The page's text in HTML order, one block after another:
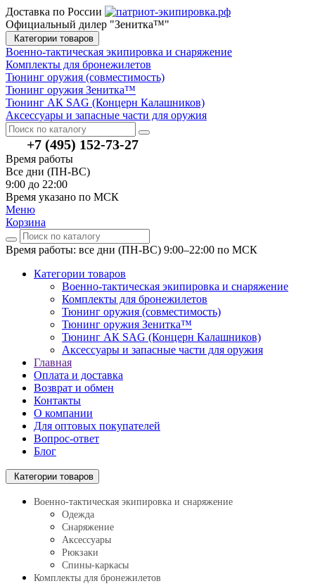
Доставка по России
Официальный дилер "Зенитка™"
Категории товаров
Военно-тактическая экипировка и снаряжение
Комплекты для бронежилетов
Тюнинг оружия (совместимость)
Тюнинг оружия Зенитка™
Тюнинг АК SAG (Концерн Калашников)
Аксессуары и запасные части для оружия
+7 (495) 152-73-27
Время работы
Все дни (ПН-ВС)
9:00 до 22:00
Время указано по МСК
Меню
Корзина
Время работы: все дни (ПН-ВС) 9:00–22:00 по МСК
Категории товаров
Военно-тактическая экипировка и снаряжение
Комплекты для бронежилетов
Тюнинг оружия (совместимость)
Тюнинг оружия Зенитка™
Тюнинг АК SAG (Концерн Калашников)
Аксессуары и запасные части для оружия
Главная
Оплата и доставка
Возврат и обмен
Контакты
О компании
Для оптовых покупателей
Вопрос-ответ
Блог
Категории товаров
Военно-тактическая экипировка и снаряжение
Одежда
Снаряжение
Аксессуары
Рюкзаки
Спины-каркасы
Комплекты для бронежилетов